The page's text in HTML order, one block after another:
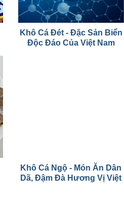
Khô Cá Đét - Đặc Sản Biển
Độc Đáo Của Việt Nam
Khô Cá Ngộ - Món Ăn Dân
Dã, Đậm Đà Hương Vị Việt